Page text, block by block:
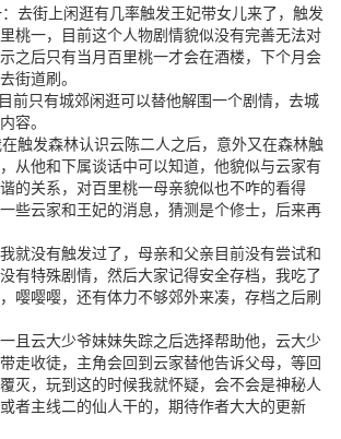
街上闲逛有几率触发王妃带女儿来了，触发
桃一，目前这个人物剧情貌似没有完善无法对
之后只有当月百里桃一才会在酒楼，下个月会
街道刷。
只有城郊闲逛可以替他解围一个剧情，去城
容。
发森林认识云陈二人之后，意外又在森林触
从他和下属谈话中可以知道，他貌似与云家有
的关系，对百里桃一母亲貌似也不咋的看得
些云家和王妃的消息，猜测是个修士，后来再
没有触发过了，母亲和父亲目前没有尝试和
有特殊剧情，然后大家记得安全存档，我吃了
嘤嘤嘤，还有体力不够郊外来凑，存档之后刷
云大少爷妹妹失踪之后选择帮助他，云大少
走收徒，主角会回到云家替他告诉父母，等回
灭，玩到这的时候我就怀疑，会不会是神秘人
者主线二的仙人干的，期待作者大大的更新